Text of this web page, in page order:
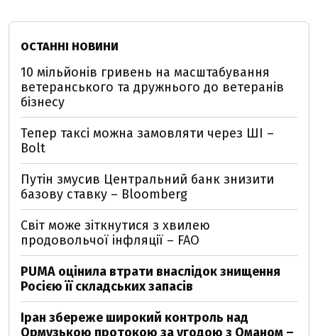
ОСТАННІ НОВИНИ
10 мільйонів гривень на масштабування
ветеранського та дружнього до ветеранів
бізнесу
Тепер таксі можна замовляти через ШІ –
Bolt
Путін змусив Центральний банк знизити
базову ставку – Bloomberg
Світ може зіткнутися з хвилею
продовольчої інфляції – FAO
PUMA оцінила втрати внаслідок знищення
Росією її складських запасів
Іран збереже широкий контроль над
Ормузькою протокою за угодою з Оманом –